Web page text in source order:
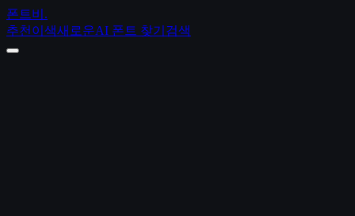
폰트비 .
추천 이색새로운AI 폰트 찾기 검색